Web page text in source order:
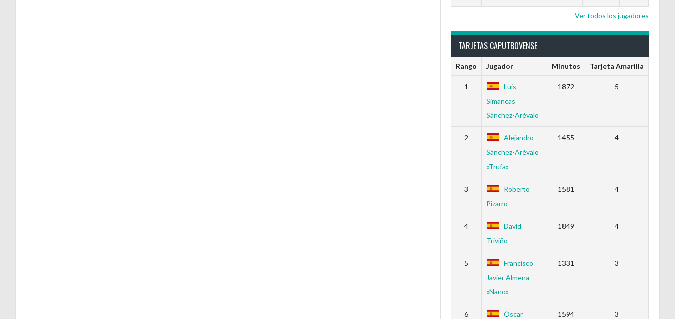
Ver todos los jugadores
TARJETAS CAPUTBOVENSE
Rango Jugador Minutos Tarjeta Amarilla
1
Luis
Simancas
Sánchez-Arévalo
1872 5
2
Alejandro
Sánchez-Arévalo
«Trufa»
1455 4
3
Roberto
Pizarro
1581 4
4
David
Triviño
1849 4
5
Francisco
Javier Almena
«Nano»
1331 3
6
Óscar
1594 3